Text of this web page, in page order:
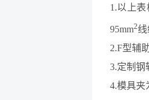
1.以上
95mm2
2.F型辅
3.定制钢
4.模具夹